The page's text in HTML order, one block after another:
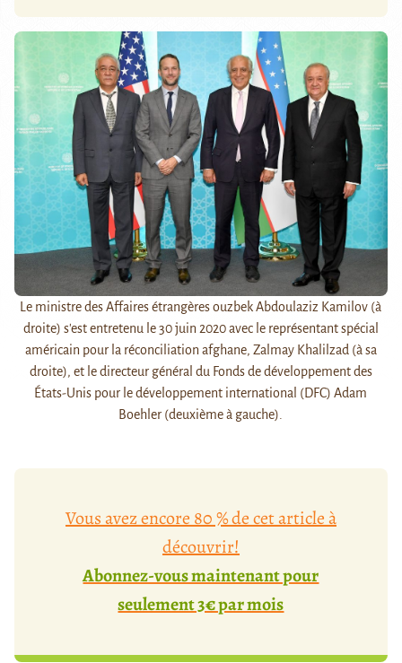
Le ministre des Affaires étrangères ouzbek Abdoulaziz Kamilov (à
droite) s'est entretenu le 30 juin 2020 avec le représentant spécial
américain pour la réconciliation afghane, Zalmay Khalilzad (à sa
droite), et le directeur général du Fonds de développement des
États-Unis pour le développement international (DFC) Adam
Boehler (deuxième à gauche).
Vous avez encore 80 % de cet article à
découvrir!
Abonnez-vous maintenant pour
seulement 3€ par mois